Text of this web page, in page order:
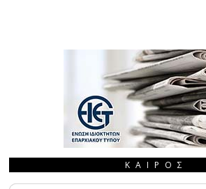
ΚΑΙΡΌΣ